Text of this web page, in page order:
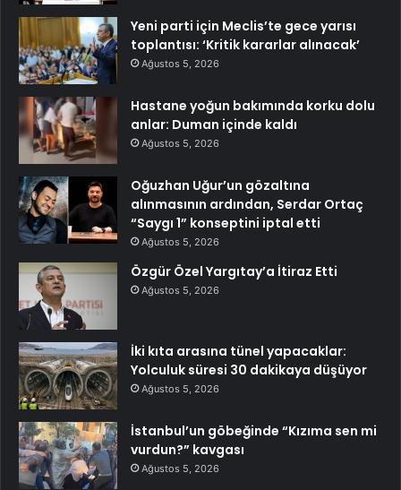
Yeni parti için Meclis’te gece yarısı
toplantısı: ‘Kritik kararlar alınacak’
Ağustos 5, 2026
Hastane yoğun bakımında korku dolu
anlar: Duman içinde kaldı
Ağustos 5, 2026
Oğuzhan Uğur’un gözaltına
alınmasının ardından, Serdar Ortaç
“Saygı 1” konseptini iptal etti
Ağustos 5, 2026
Özgür Özel Yargıtay’a İtiraz Etti
Ağustos 5, 2026
İki kıta arasına tünel yapacaklar:
Yolculuk süresi 30 dakikaya düşüyor
Ağustos 5, 2026
İstanbul’un göbeğinde “Kızıma sen mi
vurdun?” kavgası
Ağustos 5, 2026